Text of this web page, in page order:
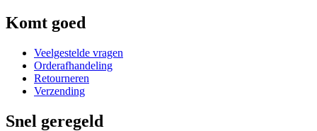
Komt goed
Veelgestelde vragen
Orderafhandeling
Retourneren
Verzending
Snel geregeld